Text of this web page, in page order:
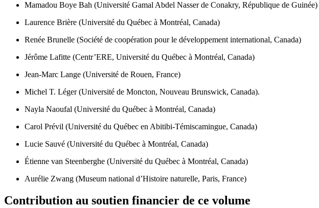
Mamadou Boye Bah (Université Gamal Abdel Nasser de Conakry, République de Guinée)
Laurence Brière (Université du Québec à Montréal, Canada)
Renée Brunelle (Société de coopération pour le développement international, Canada)
Jérôme Lafitte (Centr’ERE, Université du Québec à Montréal, Canada)
Jean-Marc Lange (Université de Rouen, France)
Michel T. Léger (Université de Moncton, Nouveau Brunswick, Canada).
Nayla Naoufal (Université du Québec à Montréal, Canada)
Carol Prévil (Université du Québec en Abitibi-Témiscamingue, Canada)
Lucie Sauvé (Université du Québec à Montréal, Canada)
Étienne van Steenberghe (Université du Québec à Montréal, Canada)
Aurélie Zwang (Museum national d’Histoire naturelle, Paris, France)
Contribution au soutien financier de ce volume